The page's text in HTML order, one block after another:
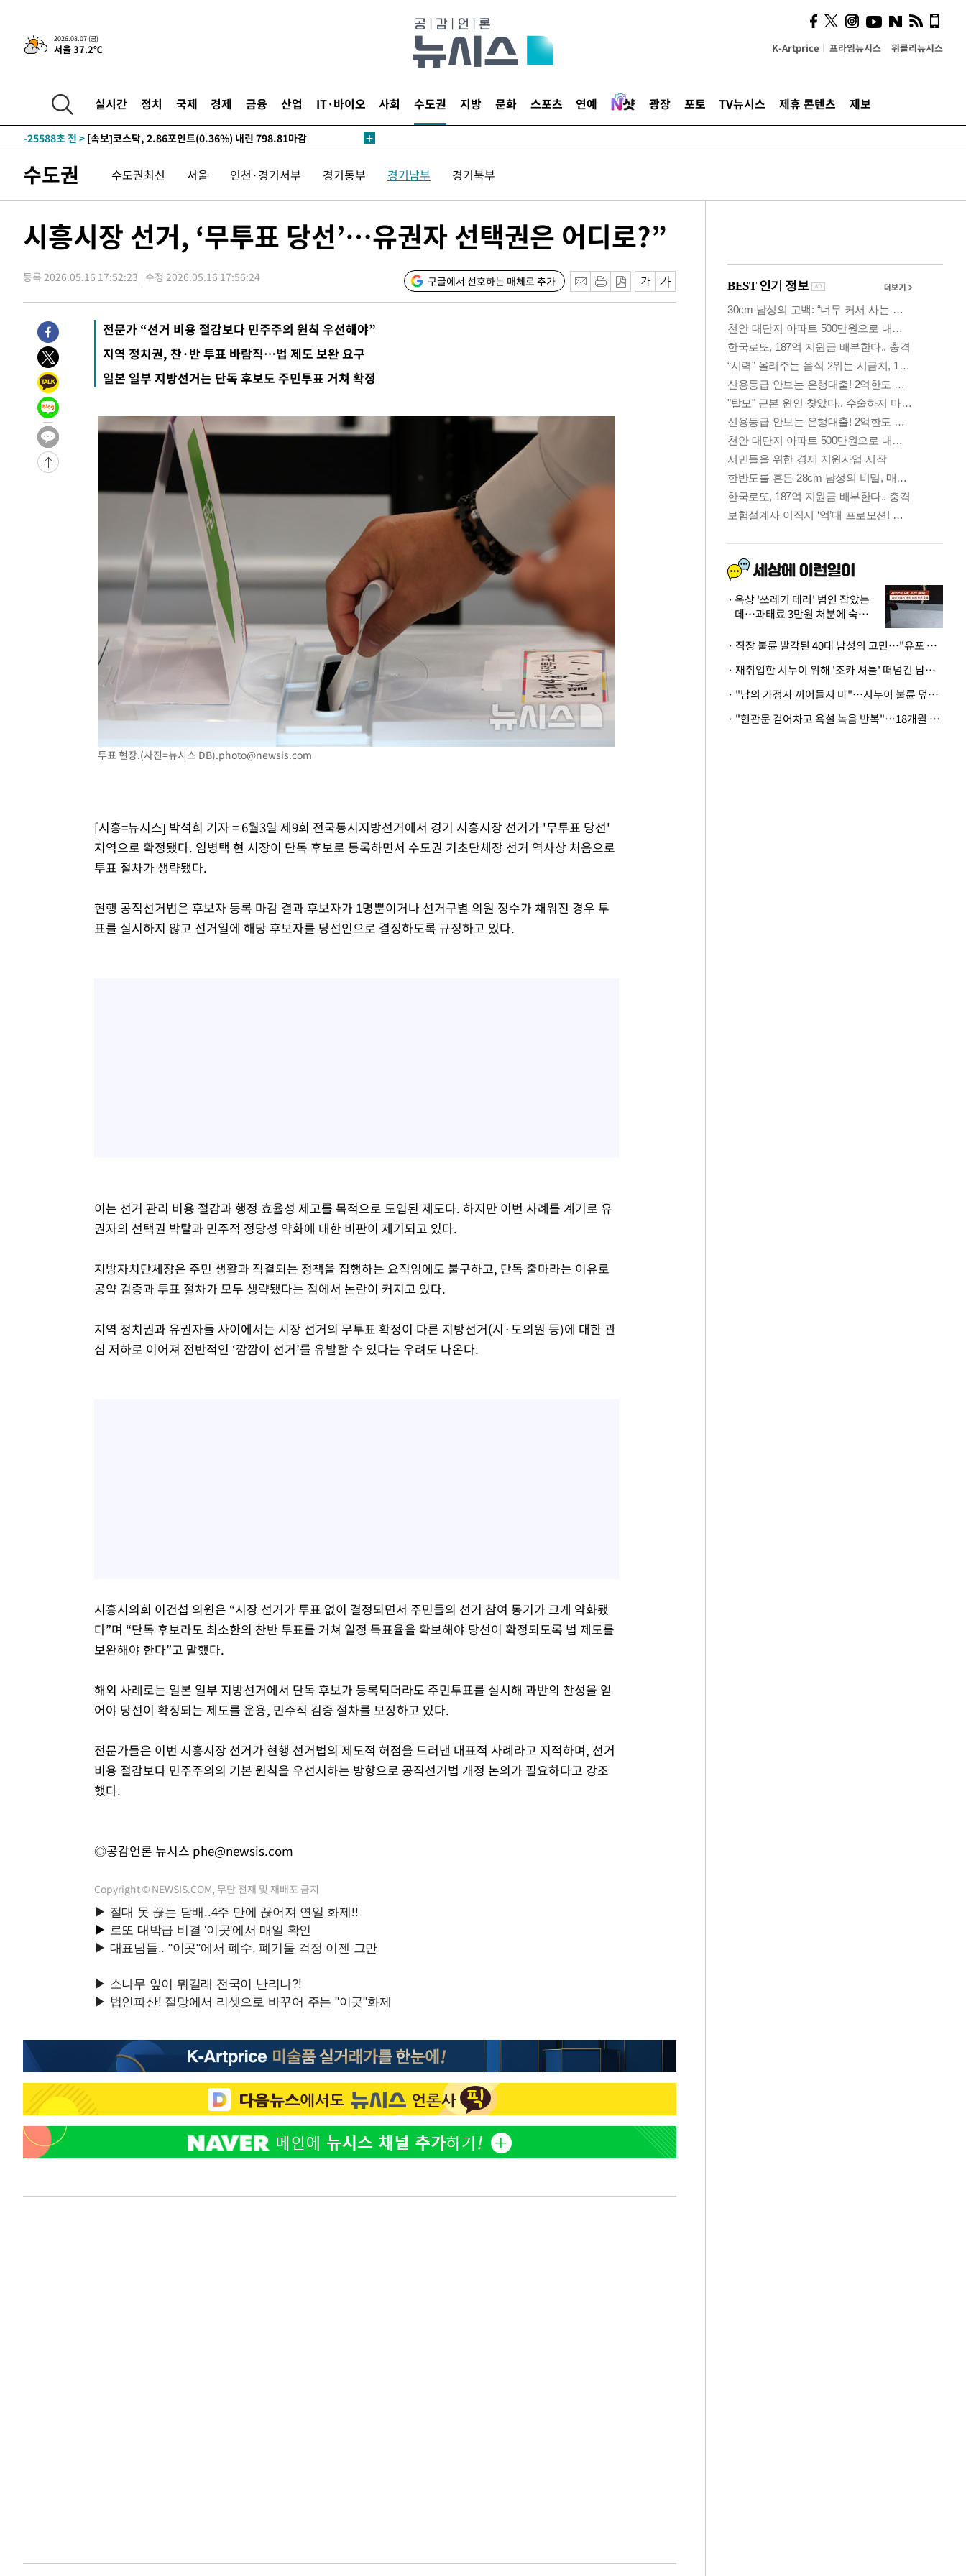
2026.08.07 (금)
서울 37.2℃ K-Artprice 프라임뉴시스 위클리뉴시스
실시간 정치 국제 경제 금융 산업 IT·바이오 사회 수도권 지방 문화 스포츠 연예 광장 포토 TV뉴시스 제휴 콘텐츠 제보
-2632초 전 >[속보]경찰·노동부, HL만도 평택사업장 끼임 사망 관련 압수수색
-31439초 전 > 낮 최고 37도 찜통더위…곳곳 소나기·강원 많은 비[내일날씨]
-26601초 전 >
여자배구 이재영·이다영 자매, 아제르바이잔 투란VC 입단
-25854초 전 >
-25588초 전 > [속보]코스닥, 2.86포인트(0.36%) 내린 798.81마감
-25521초 전 >
[속보]원·달러 환율, 7.7원 내린 1416.1원 마감
-25410초 전 >[속보] 노원서 40.1도 관측…서울, 2018년 이후 첫 40도
-21373초 전 >외신들도 주목한 韓축구 파문…"국민적 공분에 수사 재개"
11시간 압수수색에 성접대 파문까지…'쑥대밭' 된 축구협회
-20366초 전 >[속보]규제합리화위원회 부위원장에 김태유 서울대 공대 교수…이
[속보] 7월 중국 수출 23.9%↑ 수입 27.5%↑…무역총액
25.3%↑
-9209초 전 >
[속보]'채상병 순직 책임' 임성근, 항소심도 징역 3년
-9075초 전 >
[속보]종합특검, '관저이전 봐주기 감사' 유병호 구속기소
-5675초 전 >
민주 콩고 에볼라환자 4천명 돌파, 4053명 발생 1850명 사망
-4925초 전 >
-4119초 전 >
"미 전국적 살모네라 식중독 원인은 멕시코산 할라피뇨"-- CDC
-2632초 전 >
[속보]경찰·노동부, HL만도 평택사업장 끼임 사망 관련 압수수색
-31439초 전 >
낮 최고 37도 찜통더위…곳곳 소나기·강원 많은 비[내일날씨]
SK하이닉스, 용인·청주 팹에 54조 투자…"AI 메모리 수요 선제 대
여자배구 이재영·이다영 자매, 아제르바이잔 투란VC 입단
외국인 심판 성 접대 7경기 들여다보니…한국 축구 '5승 2무'
[속보]코스닥, 2.86포인트(0.36%) 내린 798.81마감
[속보]코스피, 6200선 약보합…0.60% 내린 6258.77에 마쳐
[속보]원·달러 환율, 7.7원 내린 1416.1원 마감
[속보] 노원서 40.1도 관측…서울, 2018년 이후 첫 40도
[속보]종합특검, '계엄 수용공간 확보' 신용해 前교정본부장 기소
외신들도 주목한 韓축구 파문…"국민적 공분에 수사 재개"
11시간 압수수색에 성접대 파문까지…'쑥대밭' 된 축구협회
[속보]규제합리화위원회 부위원장에 김태유 서울대 공대 교수…이
[속보]국힘 윤리위, '돌려차기 발언' 진종오·서범수 징계 절차 개시
[속보] 7월 중국 수출 23.9%↑ 수입 27.5%↑…무역총액
[속보]종합특검, '관저이전 봐주기 감사' 유병호 구속기소
"미 전국적 살모네라 식중독 원인은 멕시코산 할라피뇨"-- CDC
[속보]경찰·노동부, HL만도 평택사업장 끼임 사망 관련 압수수색
수도권 수도권최신 서울 인천·경기서부 경기동부 경기남부 경기북부
시흥시장 선거, ‘무투표 당선’…유권자 선택권은 어디로?”
등록 2026.05.16 17:52:23 수정 2026.05.16 17:56:24 구글에서 선호하는 매체로 추가
전문가 “선거 비용 절감보다 민주주의 원칙 우선해야”
지역 정치권, 찬·반 투표 바람직…법 제도 보완 요구
일본 일부 지방선거는 단독 후보도 주민투표 거쳐 확정
투표 현장.(사진=뉴시스 DB).photo@newsis.com
[시흥=뉴시스] 박석희 기자 = 6월3일 제9회 전국동시지방선거에서 경기 시흥시장 선거가 '무투표 당선'
지역으로 확정됐다. 임병택 현 시장이 단독 후보로 등록하면서 수도권 기초단체장 선거 역사상 처음으로
투표 절차가 생략됐다.
현행 공직선거법은 후보자 등록 마감 결과 후보자가 1명뿐이거나 선거구별 의원 정수가 채워진 경우 투
표를 실시하지 않고 선거일에 해당 후보자를 당선인으로 결정하도록 규정하고 있다.
이는 선거 관리 비용 절감과 행정 효율성 제고를 목적으로 도입된 제도다. 하지만 이번 사례를 계기로 유
권자의 선택권 박탈과 민주적 정당성 약화에 대한 비판이 제기되고 있다.
지방자치단체장은 주민 생활과 직결되는 정책을 집행하는 요직임에도 불구하고, 단독 출마라는 이유로
공약 검증과 투표 절차가 모두 생략됐다는 점에서 논란이 커지고 있다.
지역 정치권과 유권자들 사이에서는 시장 선거의 무투표 확정이 다른 지방선거(시·도의원 등)에 대한 관
심 저하로 이어져 전반적인 ‘깜깜이 선거’를 유발할 수 있다는 우려도 나온다.
시흥시의회 이건섭 의원은 “시장 선거가 투표 없이 결정되면서 주민들의 선거 참여 동기가 크게 약화됐
다”며 “단독 후보라도 최소한의 찬반 투표를 거쳐 일정 득표율을 확보해야 당선이 확정되도록 법 제도를
보완해야 한다”고 말했다.
해외 사례로는 일본 일부 지방선거에서 단독 후보가 등록되더라도 주민투표를 실시해 과반의 찬성을 얻
어야 당선이 확정되는 제도를 운용, 민주적 검증 절차를 보장하고 있다.
전문가들은 이번 시흥시장 선거가 현행 선거법의 제도적 허점을 드러낸 대표적 사례라고 지적하며, 선거
비용 절감보다 민주주의의 기본 원칙을 우선시하는 방향으로 공직선거법 개정 논의가 필요하다고 강조
했다.
◎공감언론 뉴시스 phe@newsis.com
Copyright © NEWSIS.COM, 무단 전재 및 재배포 금지
시, 스마트폰 액세서리에
NFC 더했다
옥상 '쓰레기 테러' 범인 잡았는
데…과태료 3만원 처분에 숙박업
· 직장 불륜 발각된 40대 남성의 고민…"유포 동료 명예훼손·협박죄 고소 가능할까"
· 재취업한 시누이 위해 '조카 셔틀' 떠넘긴 남편…아내 "난 못한다"
· "남의 가정사 끼어들지 마"…시누이 불륜 덮으려는 남편에 억울한 아내
· "현관문 걷어차고 욕설 녹음 반복"…18개월 아기 키우는 집 뒤흔든 '앞집의 비극'